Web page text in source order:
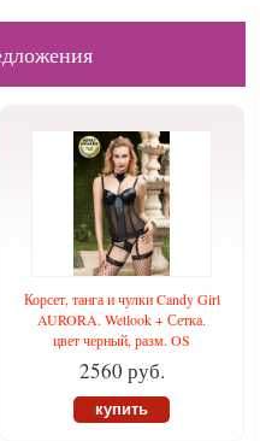
Корсет, танга и чулки Candy Girl
AURORA. Wetlook + Сетка.
цвет черный, разм. OS
2560 руб.
купить